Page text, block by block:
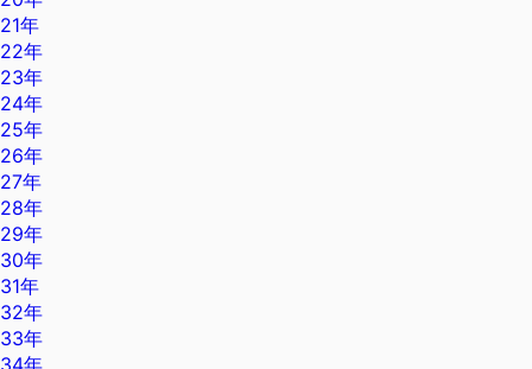
21年
22年
23年
24年
25年
26年
27年
28年
29年
30年
31年
32年
33年